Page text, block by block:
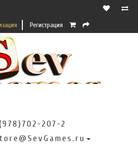
Регистрация
207-2